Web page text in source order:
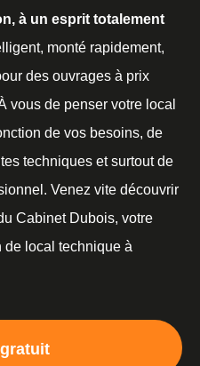
à un esprit totalement
monté rapidement,
des ouvrages à prix
vous de penser votre local
de vos besoins, de
techniques et surtout de
Venez vite découvrir
Cabinet Dubois, votre
local technique à